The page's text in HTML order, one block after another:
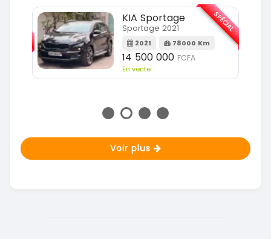
KIA Sportage
Sportage 2021
2021 78000 Km
14 500 000 FCFA
En vente
SPÉCIAL
Voir plus